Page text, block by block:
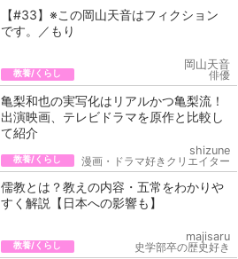
【#33】※この岡山天音はフィクション
です。／もり
教養/くらし
岡山天音
俳優
亀梨和也の実写化はリアルかつ亀梨流！
出演映画、テレビドラマを原作と比較し
て紹介
教養/くらし
shizune
漫画・ドラマ好きクリエイター
儒教とは？教えの内容・五常をわかりや
すく解説【日本への影響も】
教養/くらし
majisaru
史学部卒の歴史好き